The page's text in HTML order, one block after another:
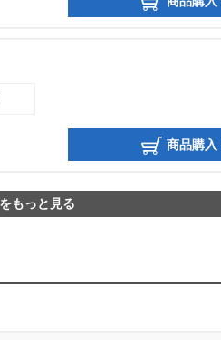
商品購入
もっと見る